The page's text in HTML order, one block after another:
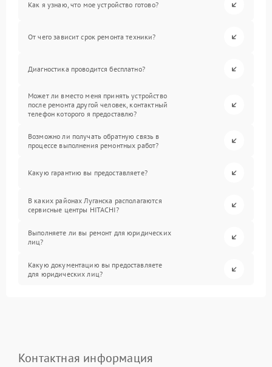
Как я узнаю, что мое устройство готово?
От чего зависит срок ремонта техники?
Диагностика проводится бесплатно?
Может ли вместо меня принять устройство
после ремонта другой человек, контактный
телефон которого я предоставлю?
Возможно ли получать обратную связь в
процессе выполнения ремонтных работ?
Какую гарантию вы предоставляете?
В каких районах Луганска располагаются
сервисные центры HITACHI?
Выполняете ли вы ремонт для юридических
лиц?
Какую документацию вы предоставляете
для юридических лиц?
Контактная информация